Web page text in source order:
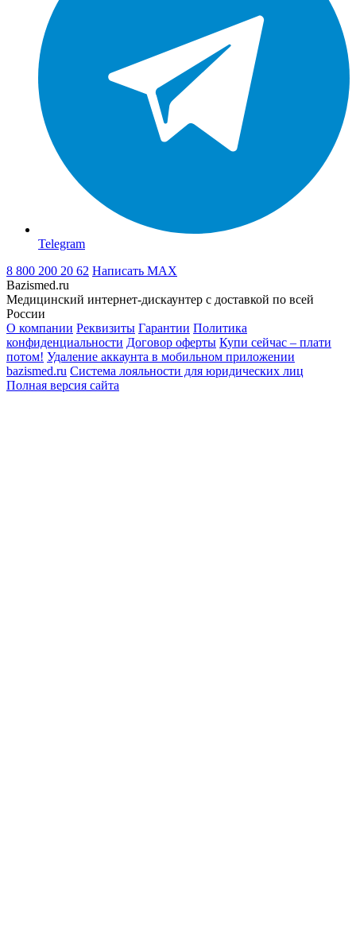
Telegram
8 800 200 20 62 Написать MAX
Bazismed.ru
Медицинский интернет-дискаунтер с доставкой по всей
России
О компании Реквизиты Гарантии Политика
конфиденциальности Договор оферты Купи сейчас – плати
потом! Удаление аккаунта в мобильном приложении
bazismed.ru Система лояльности для юридических лиц
Полная версия сайта